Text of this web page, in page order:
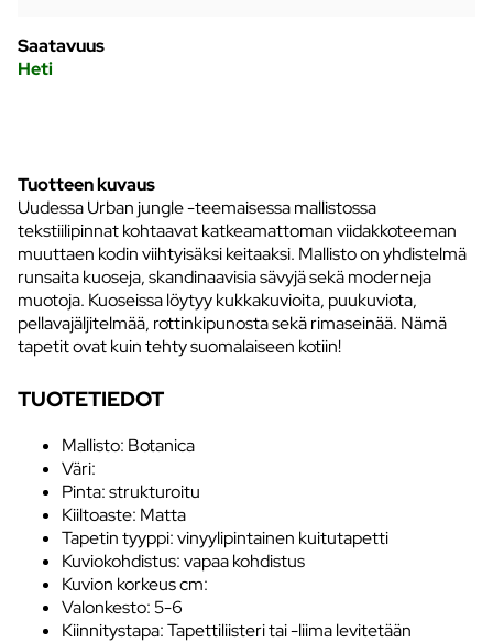
Saatavuus
Heti
Tuotteen kuvaus
Uudessa Urban jungle -teemaisessa mallistossa
tekstiilipinnat kohtaavat katkeamattoman viidakkoteeman
muuttaen kodin viihtyisäksi keitaaksi. Mallisto on yhdistelmä
runsaita kuoseja, skandinaavisia sävyjä sekä moderneja
muotoja. Kuoseissa löytyy kukkakuvioita, puukuviota,
pellavajäljitelmää, rottinkipunosta sekä rimaseinää. Nämä
tapetit ovat kuin tehty suomalaiseen kotiin!
TUOTETIEDOT
Mallisto: Botanica
Väri:
Pinta: strukturoitu
Kiiltoaste: Matta
Tapetin tyyppi: vinyylipintainen kuitutapetti
Kuviokohdistus: vapaa kohdistus
Kuvion korkeus cm:
Valonkesto: 5-6
Kiinnitystapa: Tapettiliisteri tai -liima levitetään